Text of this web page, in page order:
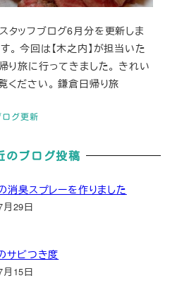
ログ更新
タッフブログ6月分を更新しま
。 今回は【木之内】が担当いた
り旅に行ってきました。 きれい
ください。 鎌倉日帰り旅
のブログ投稿
消臭スプレーを作りました
29日
サビつき度
15日